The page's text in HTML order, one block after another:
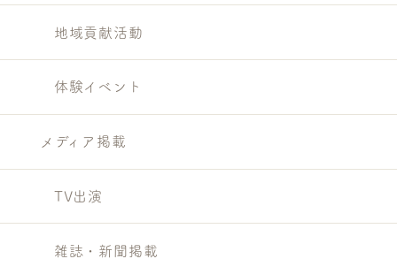
地域貢献活動
体験イベント
メディア掲載
TV出演
雑誌・新聞掲載